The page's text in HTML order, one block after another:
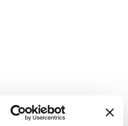
Bed linen. Bath towels.
not included